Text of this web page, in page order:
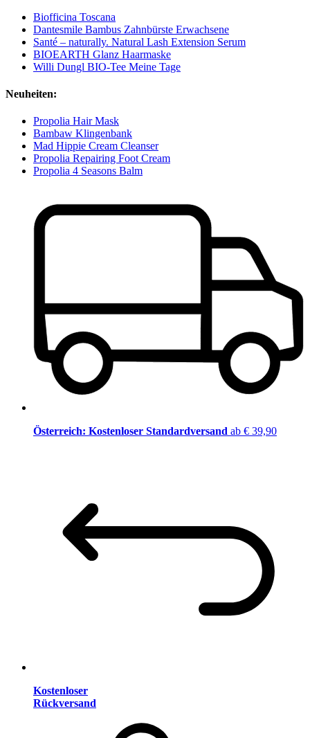
Biofficina Toscana
Dantesmile Bambus Zahnbürste Erwachsene
Santé – naturally. Natural Lash Extension Serum
BIOEARTH Glanz Haarmaske
Willi Dungl BIO-Tee Meine Tage
Neuheiten:
Propolia Hair Mask
Bambaw Klingenbank
Mad Hippie Cream Cleanser
Propolia Repairing Foot Cream
Propolia 4 Seasons Balm
Österreich: Kostenloser Standardversand ab € 39,90
Kostenloser
Rückversand